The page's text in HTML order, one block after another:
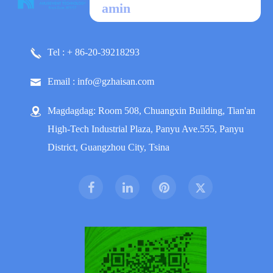
amin
Tel : + 86-20-39218293
Email : info@gzhaisan.com
Magdagdag: Room 508, Chuangxin Building, Tian'an
High-Tech Industrial Plaza, Panyu Ave.555, Panyu
District, Guangzhou City, Tsina